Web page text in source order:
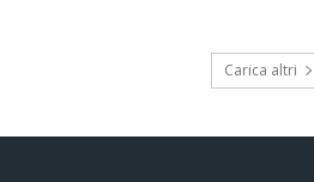
Carica altri